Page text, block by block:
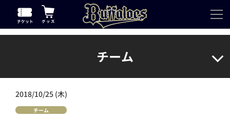
チーム
2018/10/25 (木)
チーム